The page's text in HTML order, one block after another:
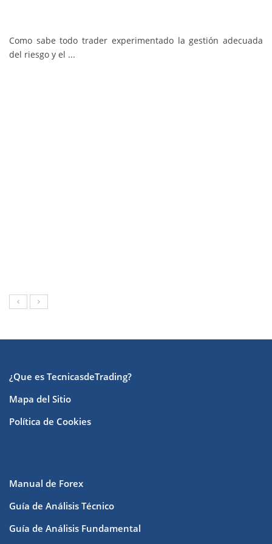
Como sabe todo trader experimentado la gestión adecuada
del riesgo y el ...
¿Que es TecnicasdeTrading?
Mapa del Sitio
Política de Cookies
Manual de Forex
Guía de Análisis Técnico
Guía de Análisis Fundamental